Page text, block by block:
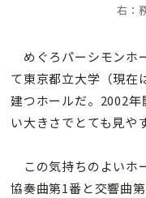
右：
めぐろパーシモンホ
て東京都立大学（現在
建つホールだ。2002
い大きさでとても見や
この気持ちのよいホ
協奏曲第1番と交響曲